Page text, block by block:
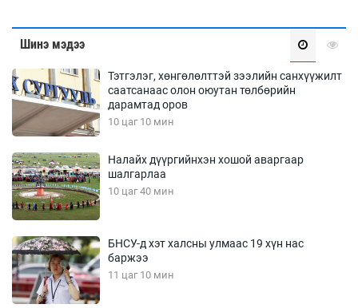
Шинэ мэдээ
Тэтгэлэг, хөнгөлөлттэй зээлийн санхүүжилт
саатсанаас олон оюутан төлбөрийн
дарамтад оров
10 цаг 10 мин
Налайх дүүргийнхэн хошой аваргаар
шалгарлаа
10 цаг 40 мин
БНСУ-д хэт халсны улмаас 19 хүн нас
баржээ
11 цаг 10 мин